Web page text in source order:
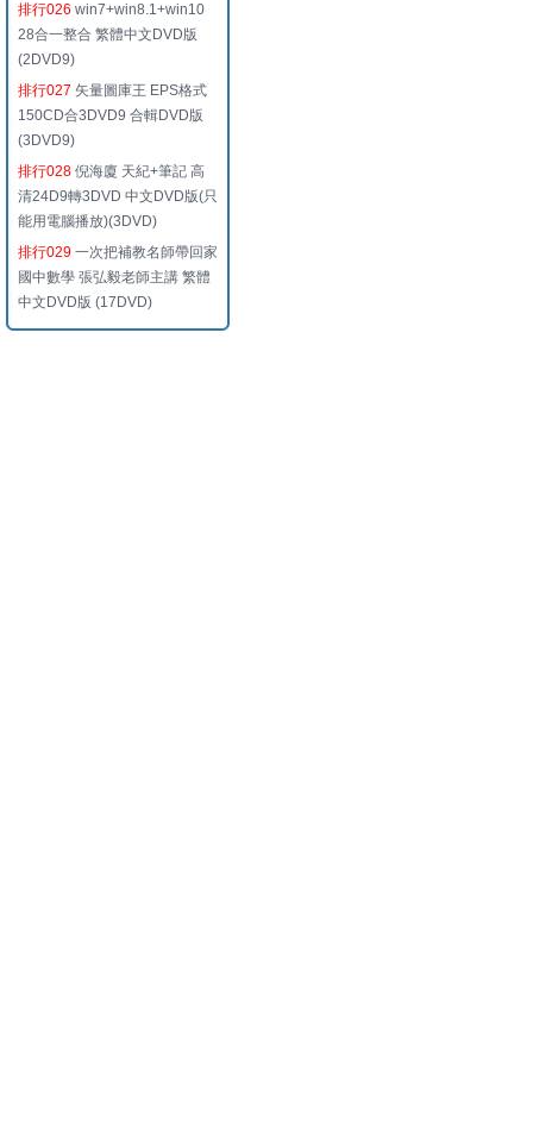
排行026 win7+win8.1+win10
28合一整合 繁體中文DVD版
(2DVD9)
排行027 矢量圖庫王 EPS格式
150CD合3DVD9 合輯DVD版
(3DVD9)
排行028 倪海廈 天紀+筆記 高
清24D9轉3DVD 中文DVD版(只
能用電腦播放)(3DVD)
排行029 一次把補教名師帶回家
國中數學 張弘毅老師主講 繁體
中文DVD版 (17DVD)